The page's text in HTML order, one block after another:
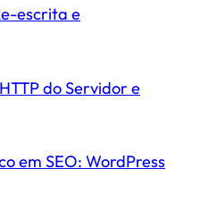
escrita e
do Servidor e
em SEO: WordPress